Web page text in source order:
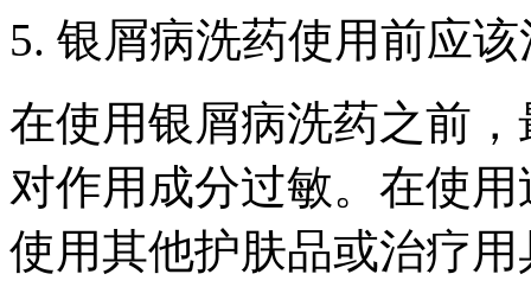
5. 银屑病洗药使用前应
在使用银屑病洗药之前
对作用成分过敏。在使
使用其他护肤品或治疗